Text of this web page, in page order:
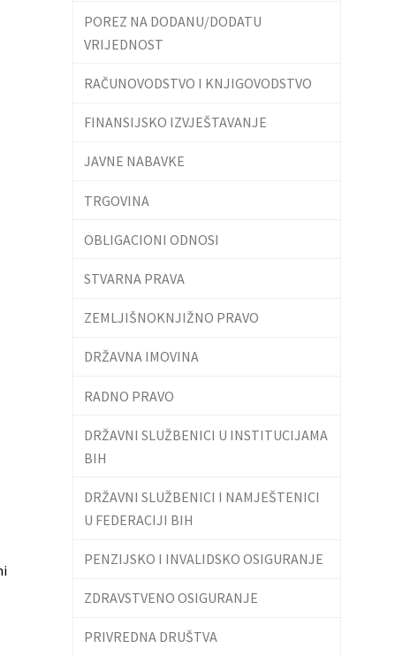
POREZ NA DODANU/DODATU
VRIJEDNOST
RAČUNOVODSTVO I KNJIGOVODSTVO
FINANSIJSKO IZVJEŠTAVANJE
JAVNE NABAVKE
TRGOVINA
OBLIGACIONI ODNOSI
STVARNA PRAVA
ZEMLJIŠNOKNJIŽNO PRAVO
DRŽAVNA IMOVINA
RADNO PRAVO
DRŽAVNI SLUŽBENICI U INSTITUCIJAMA
BIH
DRŽAVNI SLUŽBENICI I NAMJEŠTENICI
U FEDERACIJI BIH
PENZIJSKO I INVALIDSKO OSIGURANJE
ZDRAVSTVENO OSIGURANJE
PRIVREDNA DRUŠTVA